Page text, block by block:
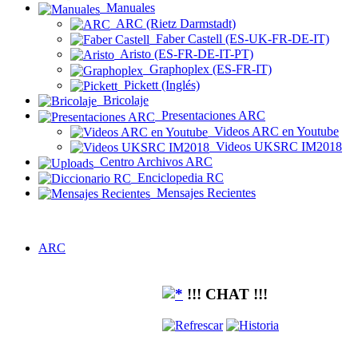
Manuales
ARC (Rietz Darmstadt)
Faber Castell (ES-UK-FR-DE-IT)
Aristo (ES-FR-DE-IT-PT)
Graphoplex (ES-FR-IT)
Pickett (Inglés)
Bricolaje
Presentaciones ARC
Videos ARC en Youtube
Videos UKSRC IM2018
Centro Archivos ARC
Enciclopedia RC
Mensajes Recientes
ARC
!!! CHAT !!!